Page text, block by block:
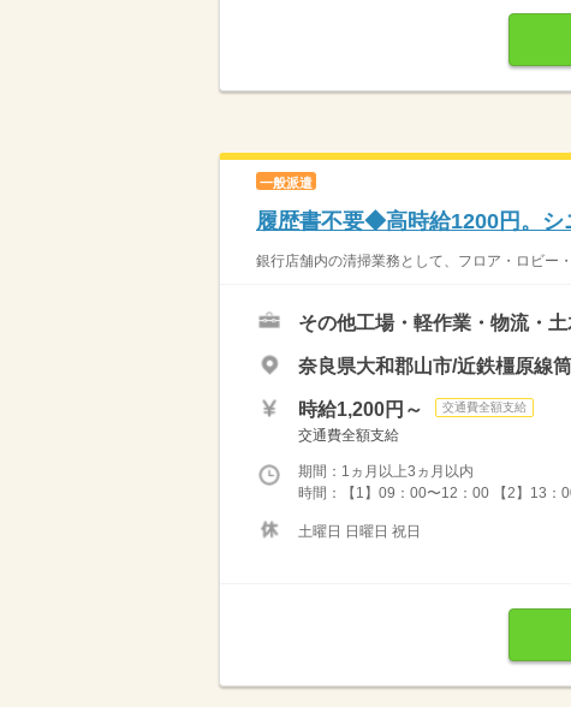
一般派遣
履歴書不要◆高時給1200円。
銀行店舗内の清掃業務として、フロア・ロビー
その他工場・軽作業・物流・
奈良県大和郡山市/近鉄橿原線
時給1,200円～ 交通費全額支給
交通費全額支給
期間：1ヵ月以上3ヵ月以内
時間：【1】09：00〜12：00 【2】13：
土曜日 日曜日 祝日